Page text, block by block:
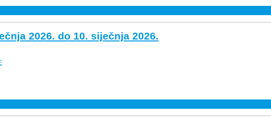
2026. do 10. siječnja 2026.